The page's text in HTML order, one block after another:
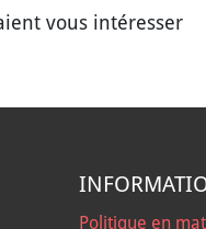
vous intéresser
Politique en